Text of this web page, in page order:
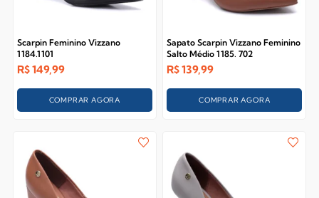
Scarpin Feminino Vizzano
1184.1101
R$149,99
COMPRAR AGORA
Sapato Scarpin Vizzano Feminino
Salto Médio 1185. 702
R$139,99
COMPRAR AGORA